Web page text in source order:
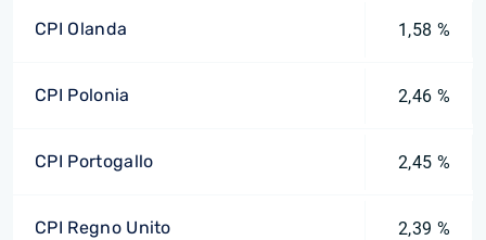
CPI Olanda 1,58 %
CPI Polonia 2,46 %
CPI Portogallo 2,45 %
CPI Regno Unito 2,39 %